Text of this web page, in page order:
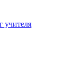
учителя